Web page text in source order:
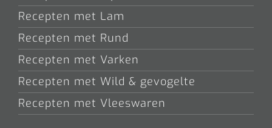
Recepten met Lam
Recepten met Rund
Recepten met Varken
Recepten met Wild & gevogelte
Recepten met Vleeswaren